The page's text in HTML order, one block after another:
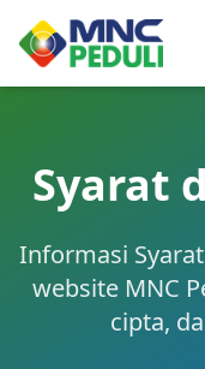
Syarat
Informasi
website MNC
cipta,